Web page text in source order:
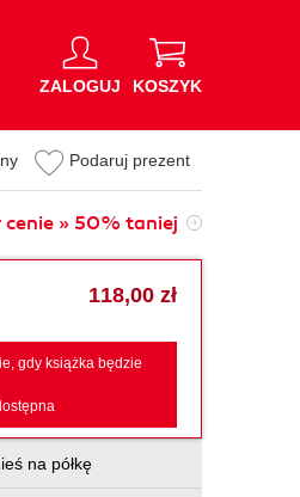
ZALOGUJ KOSZYK
Podaruj prezent
cenie » 50% taniej
118,00 zł
gdy książka będzie
na półkę